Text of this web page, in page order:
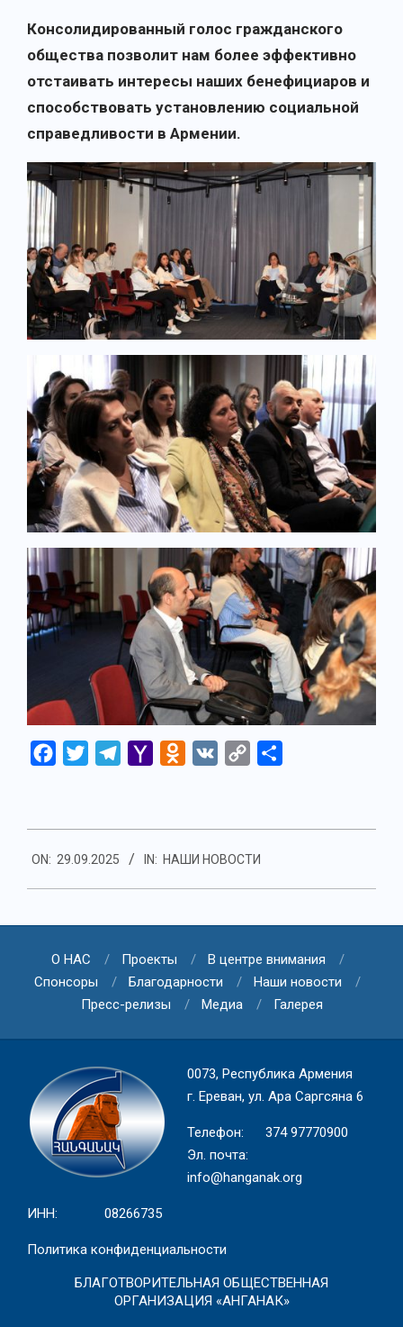
Консолидированный голос гражданского
общества позволит нам более эффективно
отстаивать интересы наших бенефициаров и
способствовать установлению социальной
справедливости в Армении.
Facebook
Twitter Telegram
Yahoo
Odnoklassniki
VK
Copy
09-
29
ON: 29.09.2025 IN: НАШИ НОВОСТИ
О НАС Проекты
В центре внимания
Спонсоры
Благодарности
Наши новости
Пресс-релизы
Медиа Галерея
0073, Республика Армения
г. Ереван, ул. Ара Саргсяна 6
Телефон: 374 97770900
Эл. почта:
info@hanganak.org
ИНН: 08266735
Политика конфиденциальности
БЛАГОТВОРИТЕЛЬНАЯ ОБЩЕСТВЕННАЯ
ОРГАНИЗАЦИЯ «АНГАНАК»